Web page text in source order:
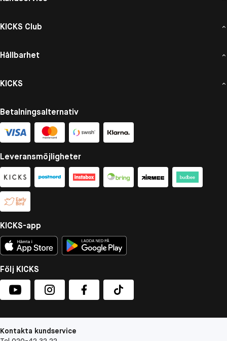
KICKS Club
Hållbarhet
KICKS
Betalningsalternativ
Leveransmöjligheter
KICKS-app
Följ KICKS
Kontakta kundservice